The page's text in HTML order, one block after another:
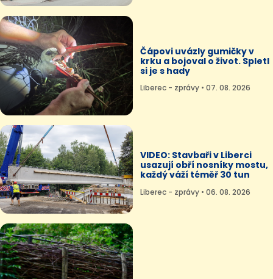
Čápovi uvázly gumičky v
krku a bojoval o život. Spletl
si je s hady
Liberec - zprávy • 07. 08. 2026
VIDEO: Stavbaři v Liberci
usazují obří nosníky mostu,
každý váží téměř 30 tun
Liberec - zprávy • 06. 08. 2026